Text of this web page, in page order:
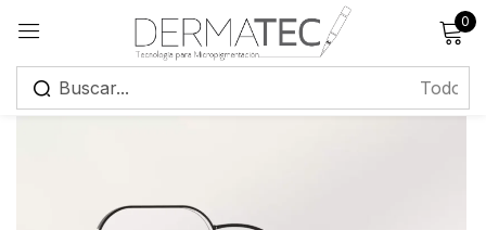
0
Registrarse